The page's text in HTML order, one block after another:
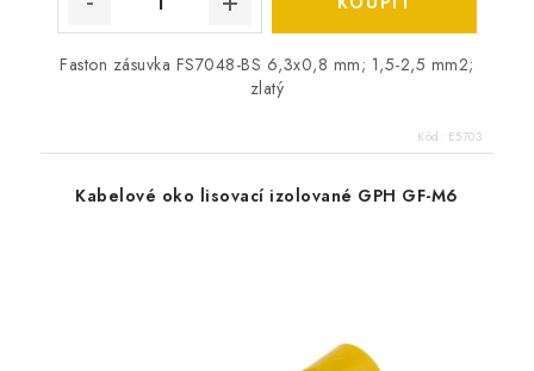
Faston zásuvka FS7048-BS 6,3x0,8 mm; 1,5-2,5 mm2;
zlatý
Kód: E5703
Kabelové oko lisovací izolované GPH GF-M6